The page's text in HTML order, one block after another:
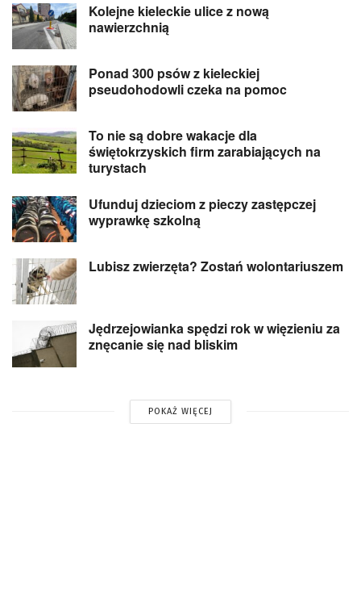
Kolejne kieleckie ulice z nową
nawierzchnią
Ponad 300 psów z kieleckiej
pseudohodowli czeka na pomoc
To nie są dobre wakacje dla
świętokrzyskich firm zarabiających na
turystach
Ufunduj dzieciom z pieczy zastępczej
wyprawkę szkolną
Lubisz zwierzęta? Zostań wolontariuszem
Jędrzejowianka spędzi rok w więzieniu za
znęcanie się nad bliskim
POKAŻ WIĘCEJ